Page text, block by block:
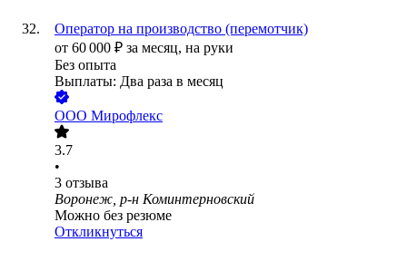
Оператор на производство (перемотчик)
от 60 000 ₽ за месяц, на руки
Без опыта
Выплаты: Два раза в месяц
ООО Мирофлекс
3.7
•
3 отзыва
Воронеж, р-н Коминтерновский
Можно без резюме
Откликнуться